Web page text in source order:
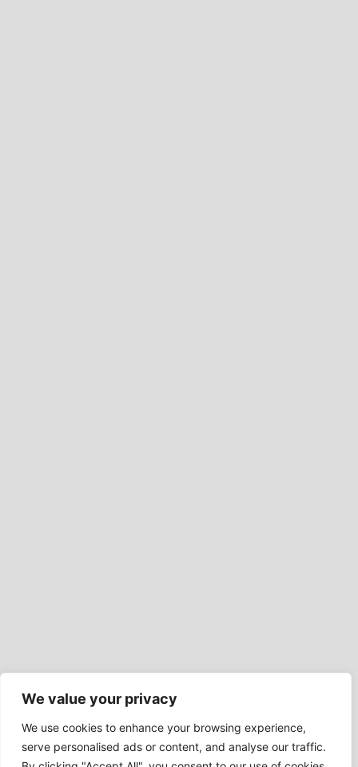
We value your privacy
We use cookies to enhance your browsing experience,
serve personalised ads or content, and analyse our traffic.